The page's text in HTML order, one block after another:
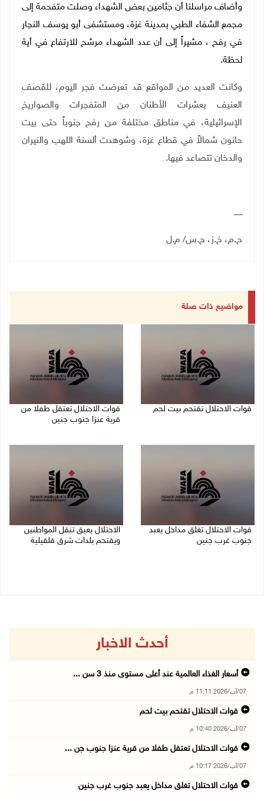
وأضاف مراسلنا أن جثامين بعض الشهداء وصلت متفحمة إلى
مجمع الشفاء الطبي بمدينة غزة، ومستشفى أبو يوسف النجار
في رفح ، مشيراً إلى أن عدد الشهداء مرشح للارتفاع في أية
لحظة.
وكانت العديد من المواقع قد تعرضت فجر اليوم، للقصف
العنيف بعشرات الأطنان من المتفجرات والصواريخ
الإسرائيلية، في مناطق مختلفة من رفح جنوباً حتى بيت
حانون شمالاً في قطاع غزة، وشوهدت ألسنة اللهب والنيران
والدخان تتصاعد فيها.
ـــــــ
ح.م، خ.ز، ح.س/ م.ل
مواضيع ذات صلة
قوات الاحتلال تقتحم بيت لحم
قوات الاحتلال تعتقل طفلا من
قرية عنزا جنوب جنين
قوات الاحتلال تغلق مداخل يعبد
جنوب غرب جنين
الاحتلال يعيق تنقل المواطنين
ويقتحم بلدات شرق قلقيلية
أحدث الاخبار
أسعار الغذاء العالمية عند أعلى مستوى منذ 3 سن ...
07/آب/2026 11:11 م
قوات الاحتلال تقتحم بيت لحم
07/آب/2026 10:40 م
قوات الاحتلال تعتقل طفلا من قرية عنزا جنوب جن ...
07/آب/2026 10:17 م
قوات الاحتلال تغلق مداخل يعبد جنوب غرب جنين